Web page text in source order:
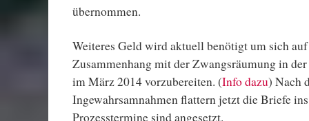
übernommen.
Weiteres Geld wird aktuell benötigt um sich
Zusammenhang mit der Zwangsräumung in
im März 2014 vorzubereiten. (Info dazu) Nach
Ingewahrsamnahmen flattern jetzt die Briefe
Prozesstermine sind angesetzt.